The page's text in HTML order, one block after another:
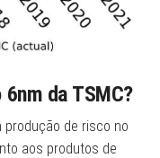
da TSMC?
de risco no
aos produtos de